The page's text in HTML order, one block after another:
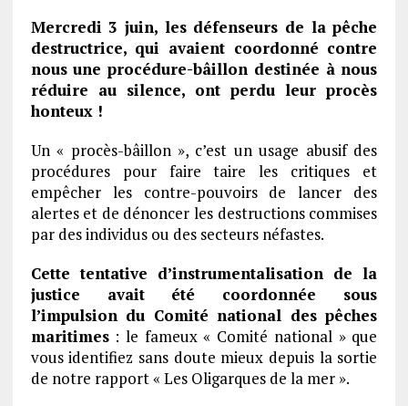
Mercredi 3 juin, les défenseurs de la pêche
destructrice, qui avaient coordonné contre
nous une procédure-bâillon destinée à nous
réduire au silence, ont perdu leur procès
honteux !
Un « procès-bâillon », c’est un usage abusif des
procédures pour faire taire les critiques et
empêcher les contre-pouvoirs de lancer des
alertes et de dénoncer les destructions commises
par des individus ou des secteurs néfastes.
Cette tentative d’instrumentalisation de la
justice avait été coordonnée sous
l’impulsion du Comité national des pêches
maritimes: le fameux « Comité national » que
vous identifiez sans doute mieux depuis la sortie
de notre rapport « Les Oligarques de la mer ».